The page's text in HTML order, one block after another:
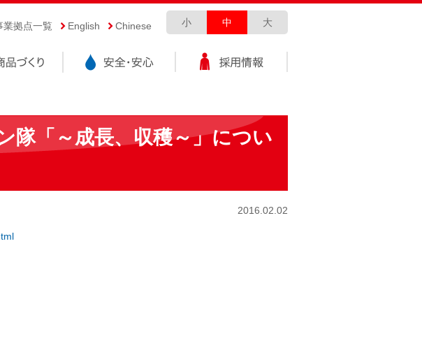
業拠点一覧 English Chinese 小 中 大
隊「～成長、収穫～」につい
2016.02.02